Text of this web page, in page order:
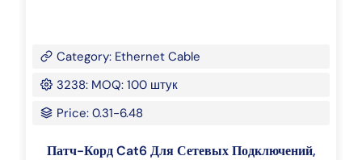
Category: Ethernet Cable
3238: MOQ: 100 штук
Price: 0.31-6.48
Патч-Корд Cat6 Для Сетевых Подключений,